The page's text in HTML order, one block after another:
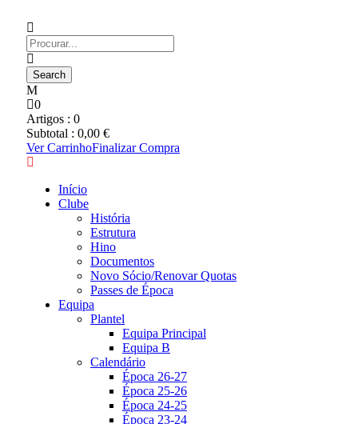
0
Artigos : 0
Subtotal : 0,00 €
Ver CarrinhoFinalizar Compra
Início
Clube
História
Estrutura
Hino
Documentos
Novo Sócio/Renovar Quotas
Passes de Época
Equipa
Plantel
Equipa Principal
Equipa B
Calendário
Época 26-27
Época 25-26
Época 24-25
Época 23-24